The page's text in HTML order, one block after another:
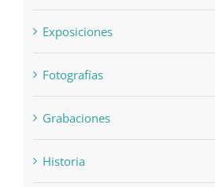
Exposiciones
Fotografías
Grabaciones
Historia